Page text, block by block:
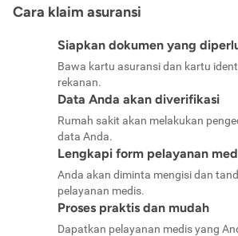
Cara klaim asuransi
Siapkan dokumen yang
Bawa kartu asuransi dan kartu
rekanan.
Data Anda akan diverifikasi
Rumah sakit akan melakukan
data Anda.
Lengkapi form pelayanan
Anda akan diminta mengisi dan
pelayanan medis.
Proses praktis dan mudah
Dapatkan pelayanan medis yang